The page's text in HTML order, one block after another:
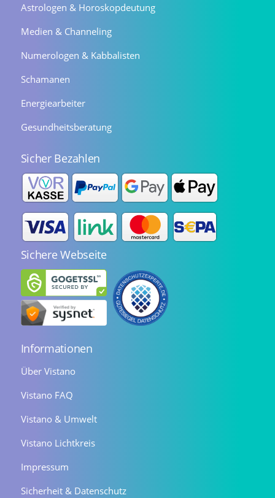
Astrologen & Horoskopdeutung
Medien & Channeling
Numerologen & Kabbalisten
Schamanen
Energiearbeiter
Gesundheitsberatung
Sicher Bezahlen
Sichere Webseite
Informationen
Über Vistano
Vistano FAQ
Vistano & Umwelt
Vistano Lichtkreis
Impressum
Sicherheit & Datenschutz